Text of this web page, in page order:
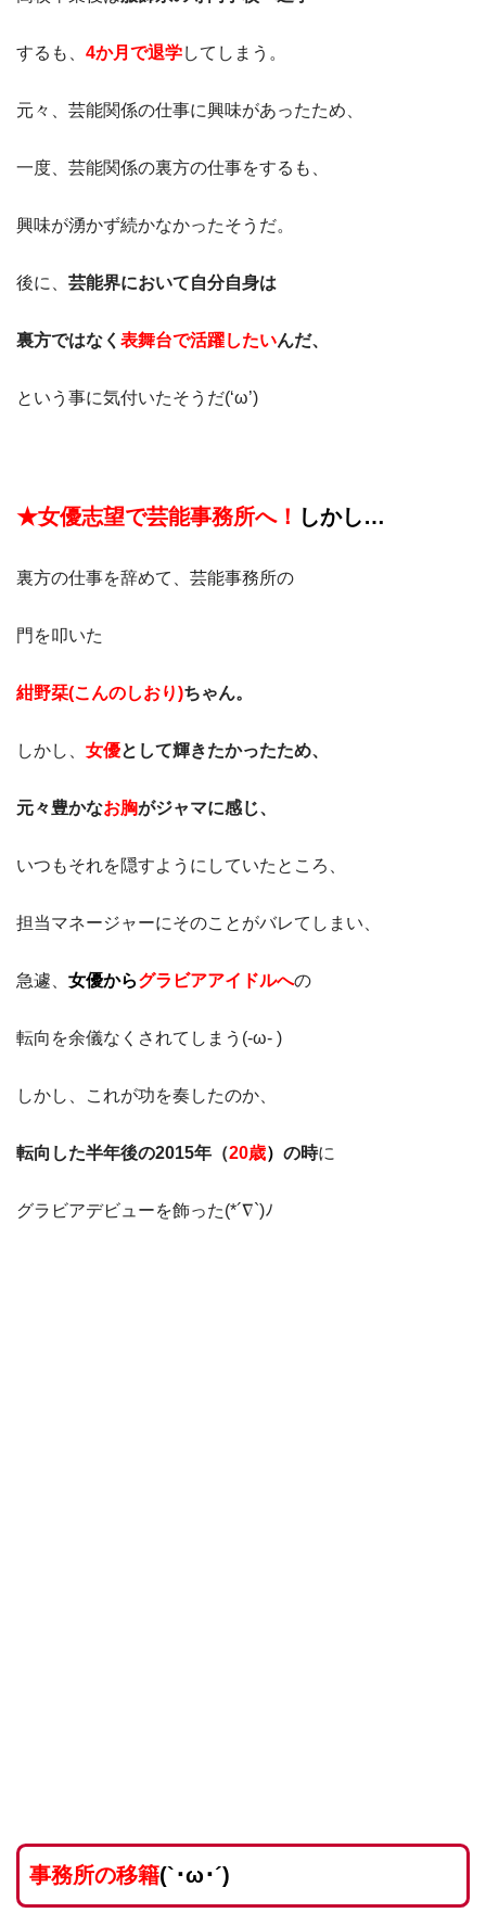
するも、 4か月で退学してしまう。
元々、芸能関係の仕事に興味があったため、
一度、芸能関係の裏方の仕事をするも、
興味が湧かず続かなかったそうだ。
後に、 芸能界において自分自身は
裏方ではなく 表舞台で活躍したいんだ、
という事に気付いたそうだ(‘ω’)
★女優志望で芸能事務所へ！ しかし…
裏方の仕事を辞めて、芸能事務所の
門を叩いた
紺野栞(こんのしおり)ちゃん。
しかし、 女優として輝きたかったため、
元々豊かなお胸がジャマに感じ、
いつもそれを隠すようにしていたところ、
担当マネージャーにそのことがバレてしまい、
急遽、 女優からグラビアアイドルへの
転向を余儀なくされてしまう(-ω- )
しかし、これが功を奏したのか、
転向した半年後の2015年（20歳） の時に
グラビアデビューを飾った(*´∇`)ﾉ
事務所の移籍(`･ω･´)